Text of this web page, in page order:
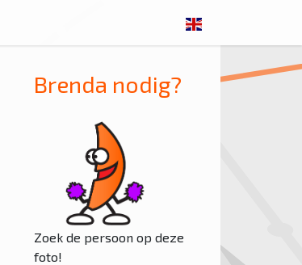
Brenda nodig?
Zoek de persoon op deze
foto!